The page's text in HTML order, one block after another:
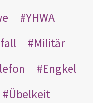
YHWA
Militär
Engkel
Übelkeit